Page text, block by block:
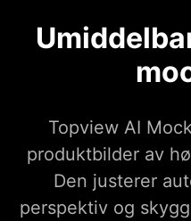
Topview AI
produktbilder av
Den justerer
perspektiv og